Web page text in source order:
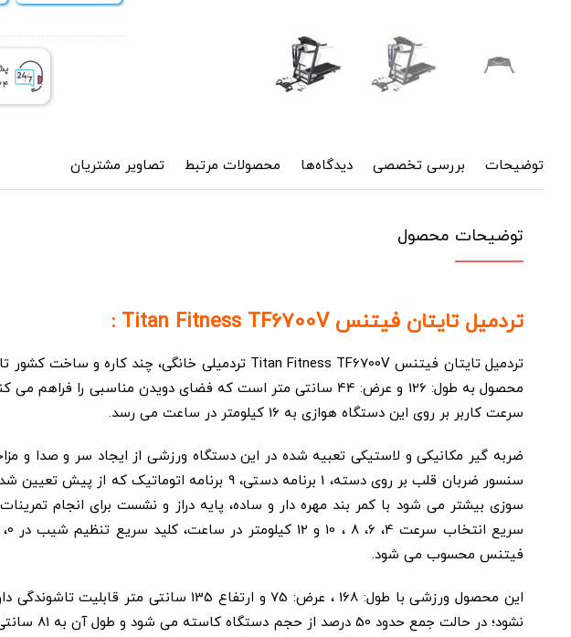
توضیحات بررسی تخصصی دیدگاه‌ها محصولات مرتبط تصاویر مشتریان
توضیحات محصول
تردمیل تایتان فیتنس Titan Fitness TF6700V :
سرعت کاربر بر روی این دستگاه هوازی به 16 کیلومتر در ساعت می رسد.
ضربه گیر مکانیکی و لاستیکی تعبیه شده در این دستگاه ورزشی از ایجاد سر و صدا و
سنسور ضربان قلب بر روی دسته، 1 برنامه دستی،
سوزی بیشتر می شود با کمر بند مهره دار و ساده، پایه دراز و نشست برای انجام
سریع انتخاب سرعت 4، 6، 8 ، 10 و 12 کیلومتر در ساعت، کلید سریع تنظیم شیب در 0، 5، 10 و 15 درصد و کلید اضطراری برای توقف سریع دستگاه در مواقع لزوم از امکانات این
فیتنس محسوب می شود.
این محصول ورزشی با طول: 168 ، عرض: 75 و